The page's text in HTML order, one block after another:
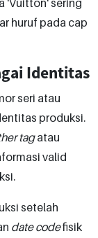
huruf pada cap
Identitas
seri atau
produksi.
tagatau
valid
setelah
date codefisik